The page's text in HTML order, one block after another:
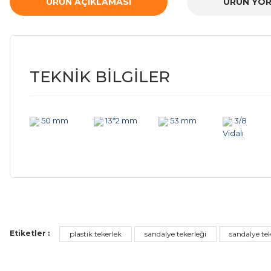
TEKNİK BİLGİLER
50 mm 13*2 mm 53 mm
3/8
Vidalı
Etiketler : plastik tekerlek sandalye tekerleği sandalye